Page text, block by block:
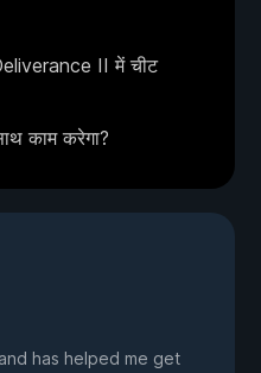
II में चीट
काम करेगा?
has helped me get